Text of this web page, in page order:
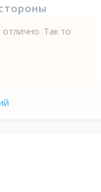
Так то